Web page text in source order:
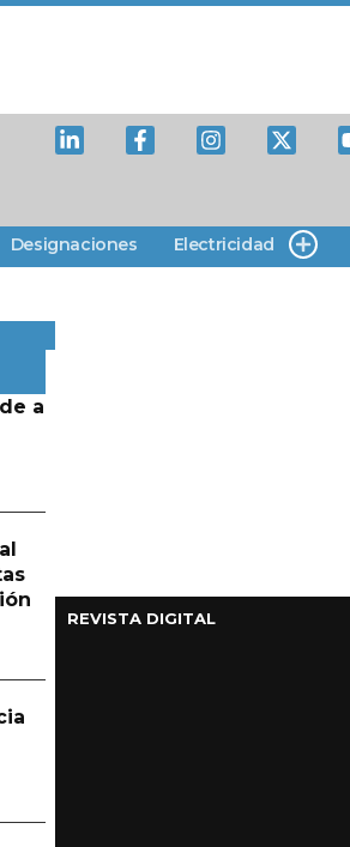
Designaciones Electricidad
a
REVISTA DIGITAL